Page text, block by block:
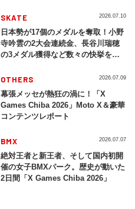
SKATE
日本勢が17個のメダルを奪取！小野
寺吟雲の2大会連続金、長谷川瑞穂
の3メダル獲得など数々の快挙をプ
2026」
2026.07.10
OTHERS
幕張メッセが熱狂の渦に！「X
Games Chiba 2026」Moto X＆豪華
コンテンツレポート
2026.07.09
BMX
絶対王者と新王者、そして国内初開
催の女子BMXパーク。歴史が動いた
2日間「X Games Chiba 2026」
2026.07.07